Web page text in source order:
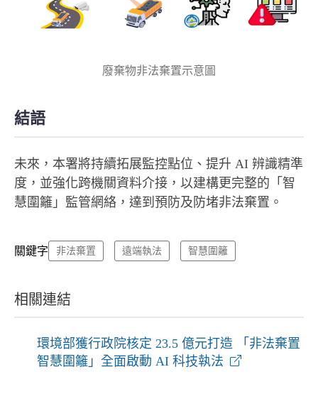
廢棄物非法棄置示意圖
結語
未來，本署將持續拓展監控點位、提升 AI 辨識精準
度，並強化跨機關資料介接，以建構更完整的「智
慧圍籬」監管網絡，達到預防及防堵非法棄置。
關鍵字 非法棄置 遠端執法 智慧圍籬
相關連結
環境部獲行政院核定 23.5 億元打造 「非法棄置
智慧圍籬」全面啟動 AI 科技執法